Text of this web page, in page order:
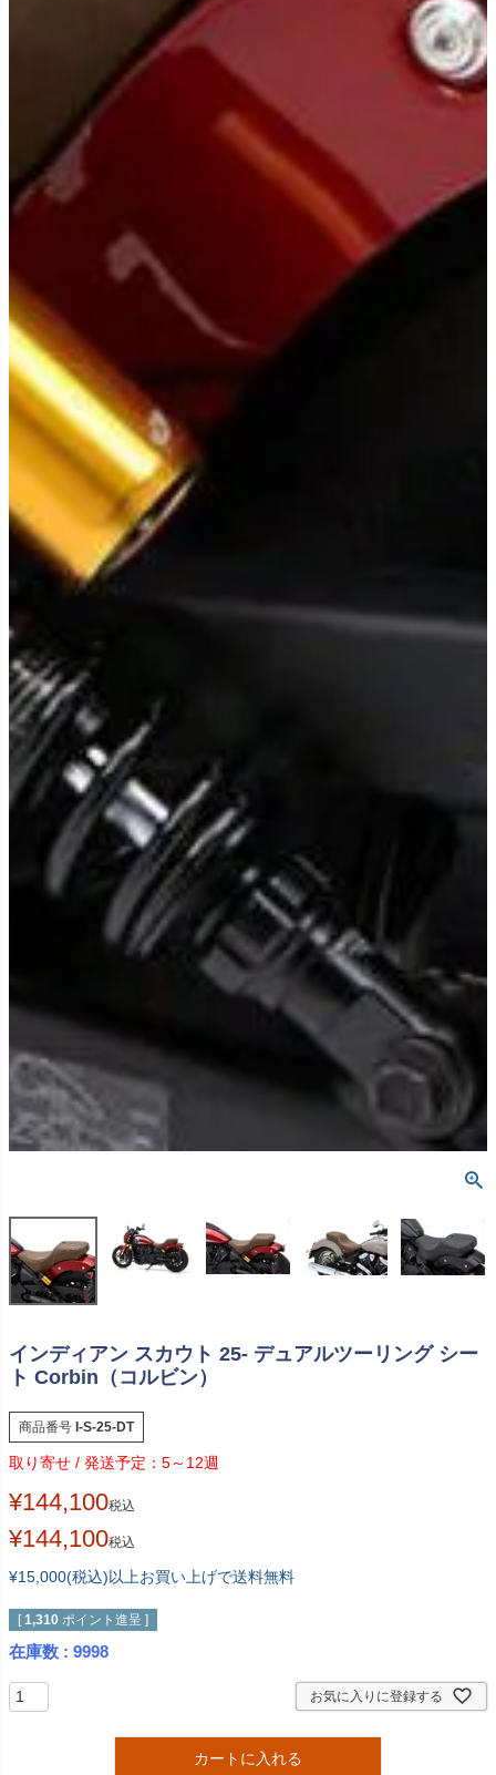
インディアン スカウト 25- デュアルツーリング シー
ト Corbin（コルビン）
商品番号 I-S-25-DT
5～12週
¥144,100税込
¥144,100税込
¥15,000(税込)以上お買い上げで送料無料
[ 1,310 ポイント進呈 ]
在庫数 9998
お気に入りに登録する
カートに入れる